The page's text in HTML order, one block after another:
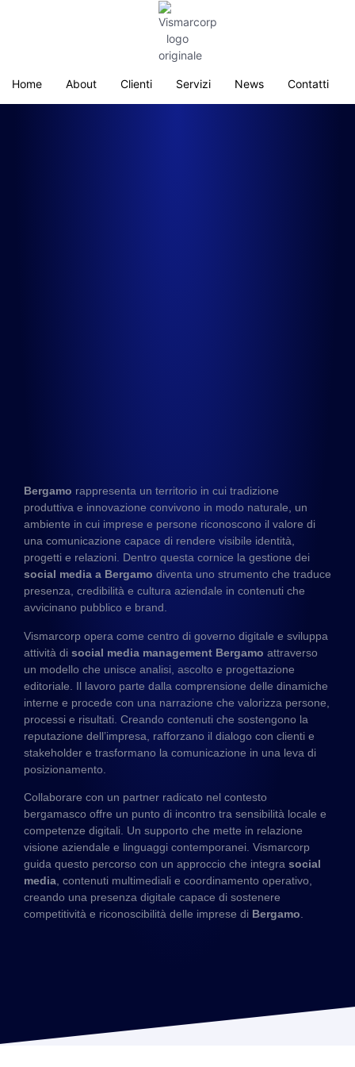
Home About Clienti Servizi News Contatti
Bergamo rappresenta un territorio in cui tradizione
produttiva e innovazione convivono in modo naturale, un
ambiente in cui imprese e persone riconoscono il valore di
una comunicazione capace di rendere visibile identità,
progetti e relazioni. Dentro questa cornice la gestione dei
social media a Bergamo diventa uno strumento che traduce
presenza, credibilità e cultura aziendale in contenuti che
avvicinano pubblico e brand.
Vismarcorp opera come centro di governo digitale e sviluppa
attività di social media management Bergamo attraverso
un modello che unisce analisi, ascolto e progettazione
editoriale. Il lavoro parte dalla comprensione delle dinamiche
interne e procede con una narrazione che valorizza persone,
processi e risultati. Creando contenuti che sostengono la
reputazione dell’impresa, rafforzano il dialogo con clienti e
stakeholder e trasformano la comunicazione in una leva di
posizionamento.
Collaborare con un partner radicato nel contesto
bergamasco offre un punto di incontro tra sensibilità locale e
competenze digitali. Un supporto che mette in relazione
visione aziendale e linguaggi contemporanei. Vismarcorp
guida questo percorso con un approccio che integra social
media , contenuti multimediali e coordinamento operativo,
creando una presenza digitale capace di sostenere
competitività e riconoscibilità delle imprese di Bergamo